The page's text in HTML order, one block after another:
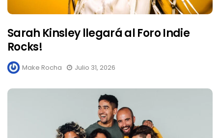
Sarah Kinsley llegará al Foro Indie
Rocks!
Make Rocha Julio 31, 2026